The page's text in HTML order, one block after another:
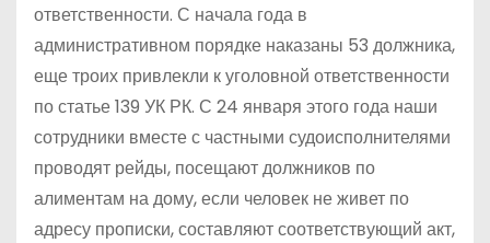
ответственности. С начала года в
административном порядке наказаны 53 должника,
еще троих привлекли к уголовной ответственности
по статье 139 УК РК. С 24 января этого года наши
сотрудники вместе с частными судоисполнителями
проводят рейды, посещают должников по
алиментам на дому, если человек не живет по
адресу прописки, составляют соответствующий акт,